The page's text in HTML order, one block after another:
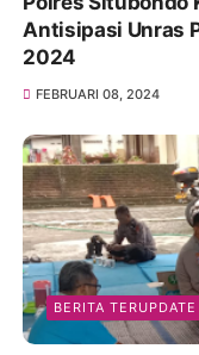
Antisipasi Unras
2024
FEBRUARI 08, 2024
BERITA